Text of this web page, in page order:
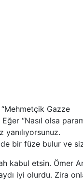
Gazze
“Nasıl olsa
bir füze bulur ve
kabul etsin. Ömer
iyi olurdu. Zira